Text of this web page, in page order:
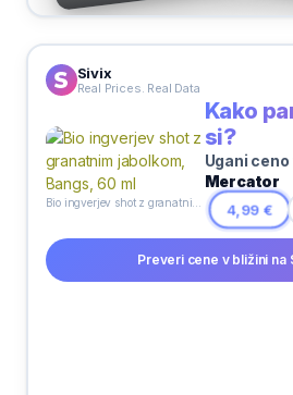
Sivix
Real Prices. Real Data
Kako
si?
Ugani
Mercator
4,99 €
Preveri cene v bližini na